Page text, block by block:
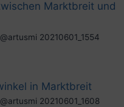
@artusmi 20210601_1554
@artusmi 20210601_1608